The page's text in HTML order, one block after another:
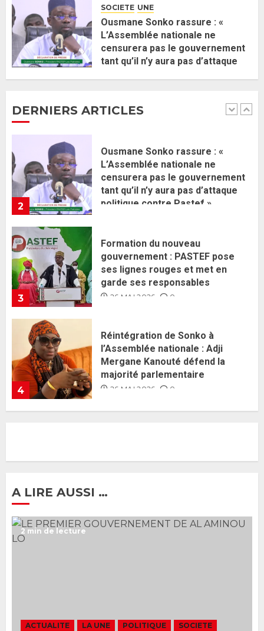
SOCIETE UNE
Ousmane Sonko rassure : «
L’Assemblée nationale ne
censurera pas le gouvernement
tant qu’il n’y aura pas d’attaque
DERNIERS ARTICLES
1
membres
2 JUIN 2026 0
2
Ousmane Sonko rassure : «
politique contre Pastef »
3
Formation du nouveau
gouvernement : PASTEF pose
ses lignes rouges et met en
garde ses responsables
26 MAI 2026 0
4
Réintégration de Sonko à
l’Assemblée nationale : Adji
Mergane Kanouté défend la
majorité parlementaire
26 MAI 2026 0
5
Guy Marius Sagna inquiet après la
nomination d’Al Aminou Lo : «
J’espère me tromper »
26 MAI 2026 0
Ousmane Sonko rassure : «
gouvernement : PASTEF pose
A LIRE AUSSI …
2 min de lecture
ACTUALITE LA UNE POLITIQUE
SOCIETE